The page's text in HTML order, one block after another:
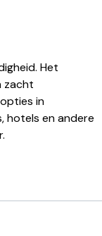
Het
zacht
in
hotels en andere